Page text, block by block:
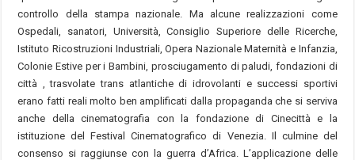
controllo della stampa nazionale. Ma alcune realizzazioni come
Ospedali, sanatori, Università, Consiglio Superiore delle Ricerche,
Istituto Ricostruzioni Industriali, Opera Nazionale Maternità e Infanzia,
Colonie Estive per i Bambini, prosciugamento di paludi, fondazioni di
città , trasvolate trans atlantiche di idrovolanti e successi sportivi
erano fatti reali molto ben amplificati dalla propaganda che si serviva
anche della cinematografia con la fondazione di Cinecittà e la
istituzione del Festival Cinematografico di Venezia. Il culmine del
consenso si raggiunse con la guerra d’Africa. L’applicazione delle